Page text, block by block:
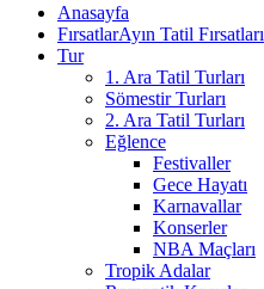
Anasayfa
FırsatlarAyın Tatil Fırsatları
Tur
1. Ara Tatil Turları
Sömestir Turları
2. Ara Tatil Turları
Eğlence
Festivaller
Gece Hayatı
Karnavallar
Konserler
NBA Maçları
Tropik Adalar